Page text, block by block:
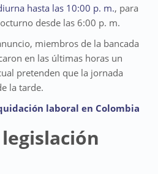
hasta las 10:00 p. m., para
desde las 6:00 p. m.
miembros de la bancada
en las últimas horas un
pretenden que la jornada
la tarde.
laboral en Colombia